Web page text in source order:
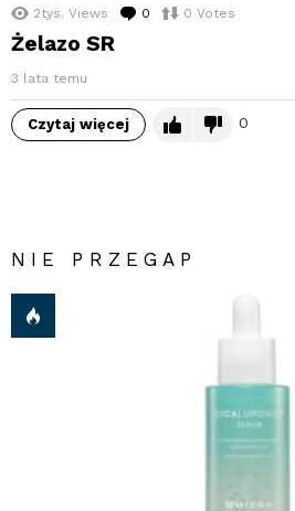
2tys. Views 0 komentarzy
0 Votes
Żelazo SR
3 lata temu
Czytaj więcej 0
NIE PRZEGAP